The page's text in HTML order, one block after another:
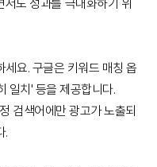
도 성과를 극대화하기 위
세요. 구글은 키워드 매칭 옵
일치' 등을 제공합니다.
검색어에만 광고가 노출되
.